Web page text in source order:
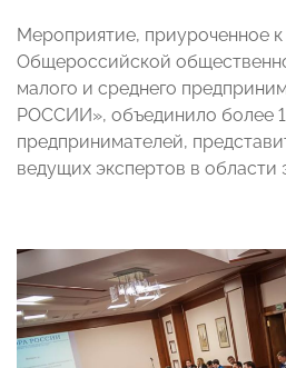
Мероприятие, приуроченное
Общероссийской
малого и среднего
РОССИИ», объединило более
предпринимателей,
ведущих экспертов в